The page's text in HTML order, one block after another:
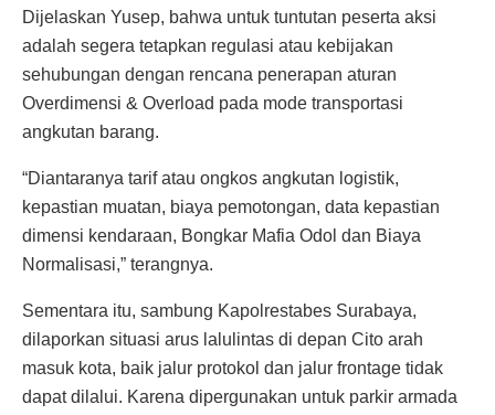
Dijelaskan Yusep, bahwa untuk tuntutan peserta aksi
adalah segera tetapkan regulasi atau kebijakan
sehubungan dengan rencana penerapan aturan
Overdimensi & Overload pada mode transportasi
angkutan barang.
“Diantaranya tarif atau ongkos angkutan logistik,
kepastian muatan, biaya pemotongan, data kepastian
dimensi kendaraan, Bongkar Mafia Odol dan Biaya
Normalisasi,” terangnya.
Sementara itu, sambung Kapolrestabes Surabaya,
dilaporkan situasi arus lalulintas di depan Cito arah
masuk kota, baik jalur protokol dan jalur frontage tidak
dapat dilalui. Karena dipergunakan untuk parkir armada